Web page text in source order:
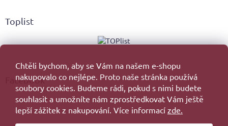
Chtěli bychom, aby se Vám na našem e-shopu
nakupovalo co nejlépe. Proto naše stránka používá
soubory cookies. Budeme rádi, pokud s nimi budete
souhlasit a umožníte nám zprostředkovat Vám ještě
lepší zážitek z nakupování. Více informací zde.
Toplist
Facebook